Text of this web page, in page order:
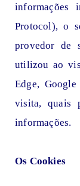
informações
Protocol), o
provedor de
utilizou ao
Edge,
visita, quais
informações.
Os Cookies